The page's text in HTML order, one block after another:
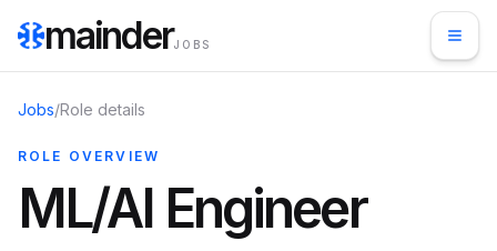
mainderJOBS
Jobs/Role details
ROLE OVERVIEW
ML/AI Engineer